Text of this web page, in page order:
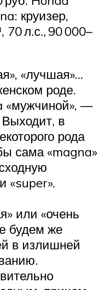
круизер,
70 л.с., 90 000–
«лучшая»…
роде.
«мужчиной», —
в
рода
сама «magna»
«super».
или «очень
будем же
в излишней